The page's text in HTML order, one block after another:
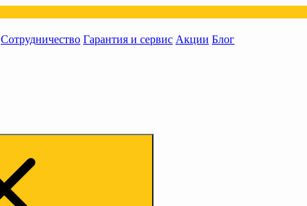
Сотрудничество Гарантия и сервис Акции Блог